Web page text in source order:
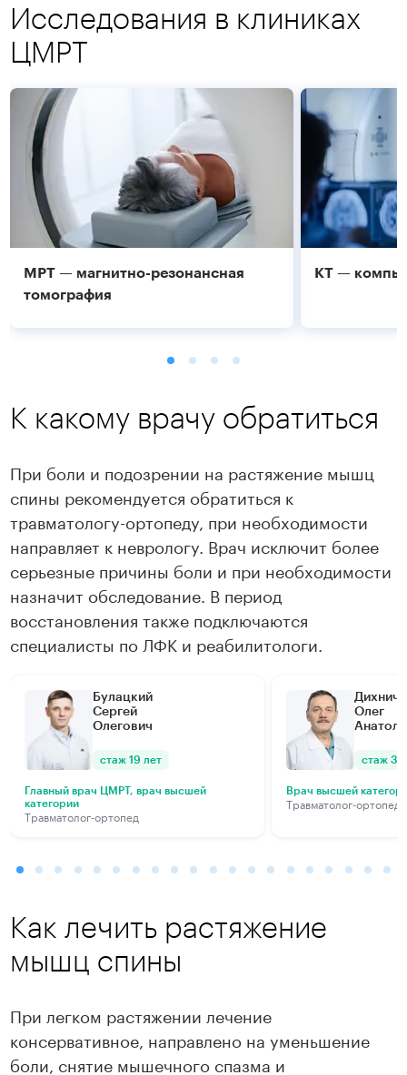
Исследования в клиниках
ЦМРТ
МРТ — магнитно-резонансная
томография
Подробнее
КТ —
Подробнее
К какому врачу обратиться
При боли и подозрении на растяжение мышц
спины рекомендуется обратиться к
травматологу-ортопеду, при необходимости
направляет к неврологу. Врач исключит более
серьезные причины боли и при необходимости
назначит обследование. В период
восстановления также подключаются
специалисты по ЛФК и реабилитологи.
Булацкий
Сергей
Олегович
стаж 19 лет
Главный врач ЦМРТ, врач высшей
категории
Травматолог-ортопед
Дихнич
Олег
стаж 34
Врач высшей
Травматолог-ортопед
Как лечить растяжение
мышц спины
При легком растяжении лечение
консервативное, направлено на уменьшение
боли, снятие мышечного спазма и